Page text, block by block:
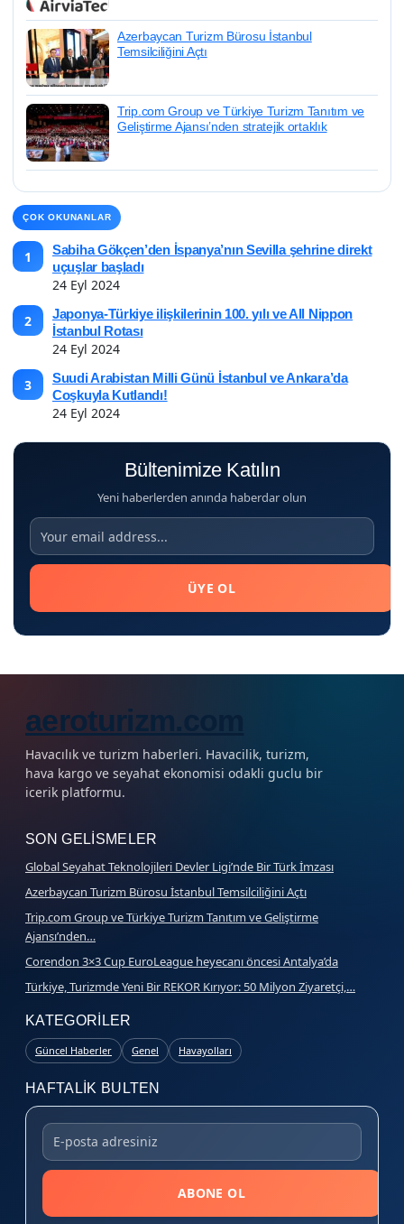
İzlanda’DA LAVIN Peşinde: Ateşin
Şekillendirdiği Beş MACERA
Azerbaycan Turizm Bürosu İstanbul
Temsilciliğini Açtı
Trip.com Group ve Türkiye Turizm Tanıtım ve
Geliştirme Ajansı’nden stratejik ortaklık
ÇOK OKUNANLAR
1
Sabiha Gökçen’den İspanya’nın Sevilla şehrine direkt
uçuşlar başladı
24 Eyl 2024
2
Japonya-Türkiye ilişkilerinin 100. yılı ve All Nippon
İstanbul Rotası
24 Eyl 2024
3
Suudi Arabistan Milli Günü İstanbul ve Ankara’da
Coşkuyla Kutlandı!
24 Eyl 2024
Bültenimize Katılın
Yeni haberlerden anında haberdar olun
ÜYE OL
aeroturizm.com
Havacılık ve turizm haberleri. Havacilik, turizm,
hava kargo ve seyahat ekonomisi odakli guclu bir
icerik platformu.
SON GELISMELER
Global Seyahat Teknolojileri Devler Ligi’nde Bir Türk İmzası
Azerbaycan Turizm Bürosu İstanbul Temsilciliğini Açtı
Trip.com Group ve Türkiye Turizm Tanıtım ve Geliştirme
Ajansı’nden…
Corendon 3×3 Cup EuroLeague heyecanı öncesi Antalya’da
Türkiye, Turizmde Yeni Bir REKOR Kırıyor: 50 Milyon Ziyaretçi,…
KATEGORILER
Güncel Haberler Genel Havayolları
HAFTALIK BULTEN
ABONE OL